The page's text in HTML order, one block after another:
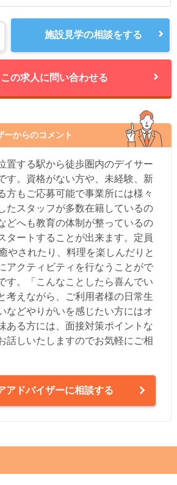
施設見学の相談をする
この求人に問い合わせる
ーからのコメント
置する駅から徒歩圏内のデイサー
す。資格がない方や、未経験、新
方もご応募可能で事業所には様々
たスタッフが多数在籍しているの
どへも教育の体制が整っているの
タートすることが出来ます。定員
やされたり、料理を楽しんだりと
アクティビティを行なうことがで
す。「こんなことしたら喜んでい
考えながら、ご利用者様の日常生
などやりがいを感じたい方にはオ
ある方には、面接対策ポイントな
話しいたしますのでお気軽にご相
アドバイザーに相談する